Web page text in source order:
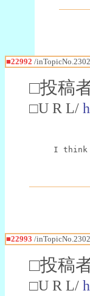
■22992 /
□投稿
□U R L/
I think
■22993 /
□投稿
□U R L/